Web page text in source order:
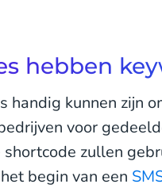
hebben
handig kunnen zijn
voor
zullen
begin van een